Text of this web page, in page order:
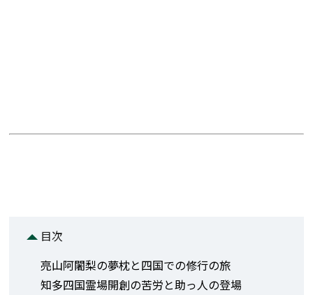
目次
亮山阿闍梨の夢枕と四国での修行の旅
知多四国霊場開創の苦労と助っ人の登場